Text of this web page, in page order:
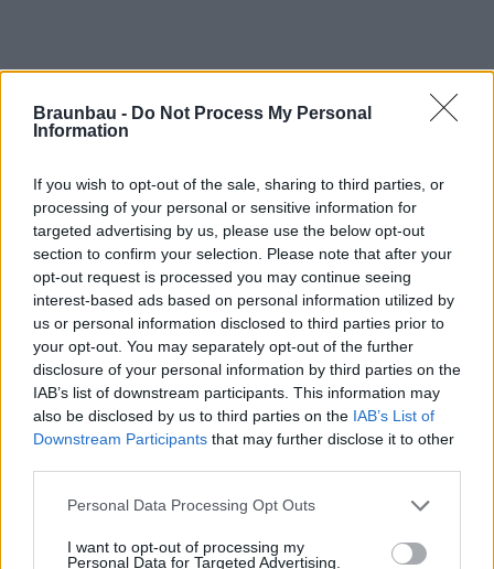
Braunbau - Do Not Process My Personal
Information
If you wish to opt-out of the sale, sharing to third parties, or
processing of your personal or sensitive information for
targeted advertising by us, please use the below opt-out
section to confirm your selection. Please note that after your
opt-out request is processed you may continue seeing
interest-based ads based on personal information utilized by
us or personal information disclosed to third parties prior to
your opt-out. You may separately opt-out of the further
disclosure of your personal information by third parties on the
IAB’s list of downstream participants. This information may
also be disclosed by us to third parties on the IAB’s List of
Downstream Participants that may further disclose it to other
Personal Data Processing Opt Outs
I want to opt-out of processing my
Personal Data for Targeted Advertising.
Tel.:
Hétfő-péntek:07:30-16:30
Szombat: 07:30-12:00